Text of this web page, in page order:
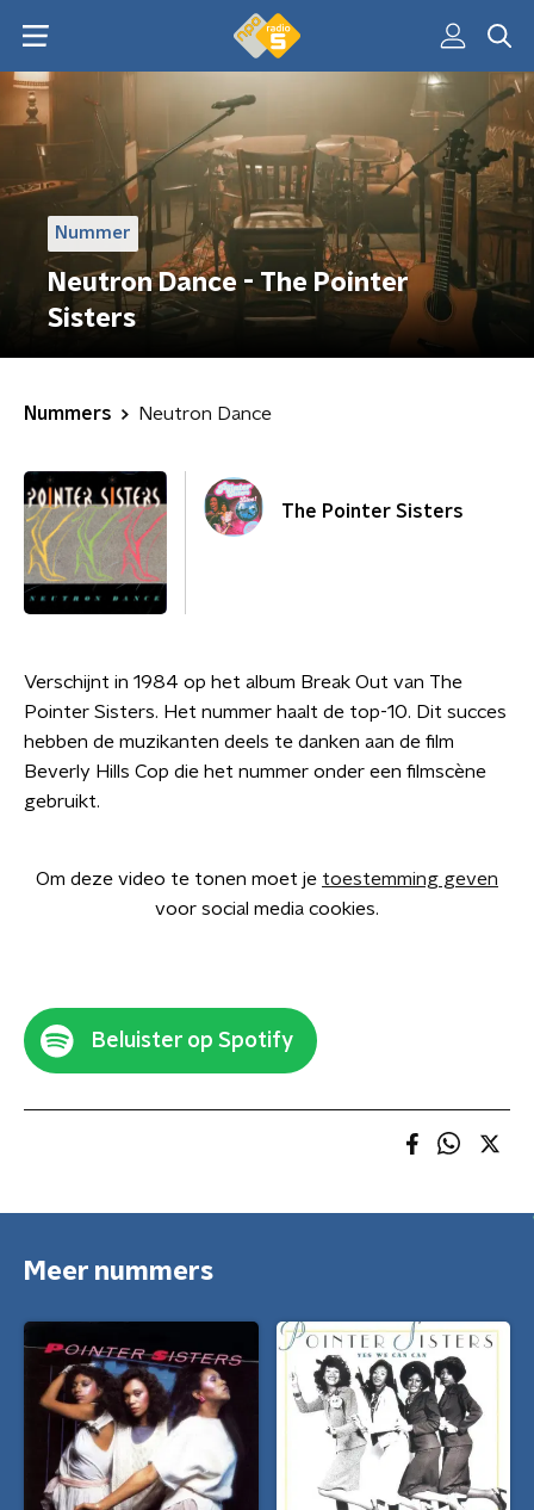
Nummer
Neutron Dance - The Pointer
Sisters
Nummers Neutron Dance
The Pointer Sisters
Verschijnt in 1984 op het album Break Out van The
Pointer Sisters. Het nummer haalt de top-10. Dit succes
hebben de muzikanten deels te danken aan de film
Beverly Hills Cop die het nummer onder een filmscène
gebruikt.
Om deze video te tonen moet je toestemming geven
voor social media cookies.
Beluister op Spotify
Meer nummers